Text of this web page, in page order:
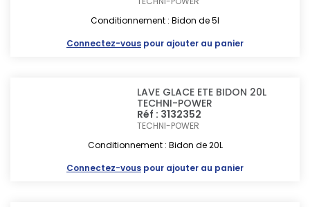
Conditionnement : Bidon de 5l
Connectez-vous pour ajouter au panier
LAVE GLACE ETE BIDON 20L
TECHNI-POWER
Réf : 3132352
TECHNI-POWER
Conditionnement : Bidon de 20L
Connectez-vous pour ajouter au panier